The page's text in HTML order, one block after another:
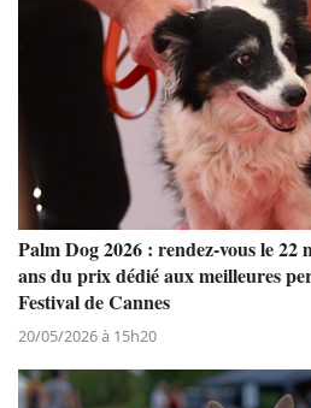
Palm Dog 2026 : rendez-vous le 22
ans du prix dédié aux meilleures
Festival de Cannes
20/05/2026 à 15h20